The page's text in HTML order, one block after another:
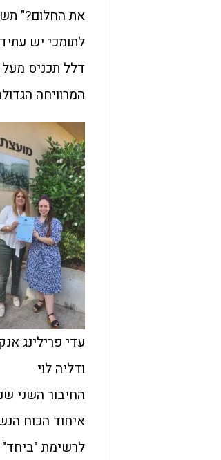
את החלום?"
המרוויחה
עדי פרילינג
ודליה לוי
החיבור השני
איחוד הכוח
לרשימת "ביחד"